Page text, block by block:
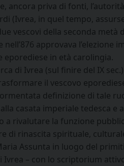
ancora priva di fonti,
(Ivrea, in quel tempo,
vescovi della seconda metà
nell’876 approvava
eporediese in età carolingia.
di Ivrea (sul finire del IX
il vescovo
definizione di tale
casata imperiale tedesca
a rivalutare la funzione
di rinascita spirituale,
Assunta in luogo del
Ivrea – con lo scriptorium